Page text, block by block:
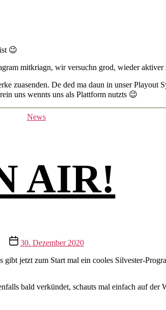
😉
mitkriagn, wir versuchn grod, wieder
zuasenden. De ded ma daun in unser Playout
uns wennts uns als Plattform nutzts 😉
Kategorien
News
AIR!
Beitragsdatum
30. Dezember 2020
jetzt zum Start mal ein cooles Silvester-
bald verkündet, schauts mal einfach auf der